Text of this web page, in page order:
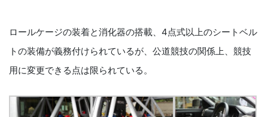
ロールケージの装着と消化器の搭載、4点式以上のシートベル
トの装備が義務付けられているが、公道競技の関係上、競技
用に変更できる点は限られている。